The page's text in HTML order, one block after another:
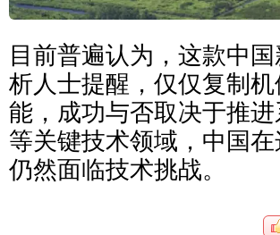
目前普遍认为，这款中
析人士提醒，仅仅复制
能，成功与否取决于推
等关键技术领域，中国
仍然面临技术挑战。